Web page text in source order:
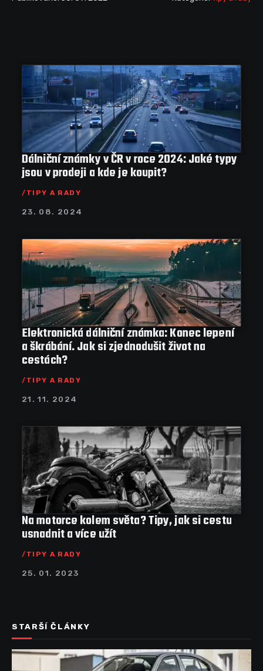
Dálniční známky v ČR v roce 2024: Jaké typy
jsou v prodeji a kde je koupit?
TIPY A RADY
23. 08. 2024
Elektronická dálniční známka: Konec lepení
a škrábání. Jak si zjednodušit život na
cestách?
TIPY A RADY
21. 11. 2024
Na motorce kolem světa? Tipy, jak si cestu
usnadnit a více užít
TIPY A RADY
25. 01. 2023
STARŠÍ ČLÁNKY